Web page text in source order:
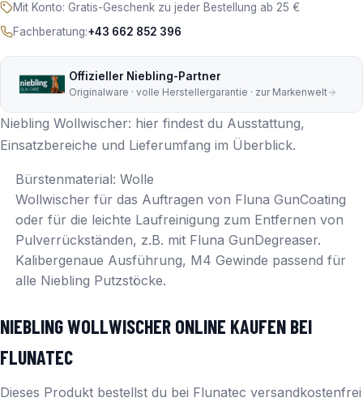
Mit Konto: Gratis-Geschenk zu jeder Bestellung ab 25 €
Fachberatung:+43 662 852 396
Offizieller Niebling-Partner
Originalware · volle Herstellergarantie · zur Markenwelt
Niebling Wollwischer: hier findest du Ausstattung,
Einsatzbereiche und Lieferumfang im Überblick.
Bürstenmaterial: Wolle
Wollwischer für das Auftragen von Fluna GunCoating
oder für die leichte Laufreinigung zum Entfernen von
Pulverrückständen, z.B. mit Fluna GunDegreaser.
Kalibergenaue Ausführung, M4 Gewinde passend für
alle Niebling Putzstöcke.
NIEBLING WOLLWISCHER ONLINE KAUFEN BEI
FLUNATEC
Dieses Produkt bestellst du bei Flunatec versandkostenfrei